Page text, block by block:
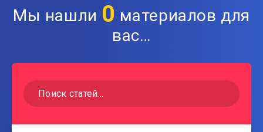
Мы нашли 0 материалов для
вас…